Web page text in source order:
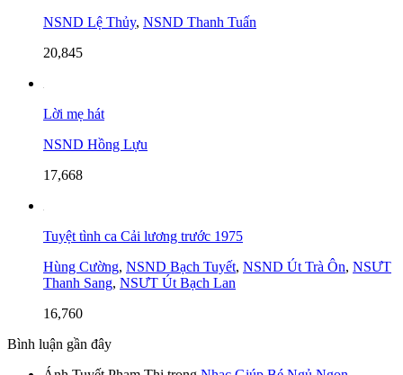
NSND Lệ Thủy, NSND Thanh Tuấn
20,845
Lời mẹ hát
NSND Hồng Lựu
17,668
Tuyệt tình ca Cải lương trước 1975
Hùng Cường, NSND Bạch Tuyết, NSND Út Trà Ôn, NSƯT
Thanh Sang, NSƯT Út Bạch Lan
16,760
Bình luận gần đây